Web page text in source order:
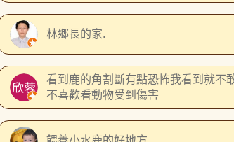
林鄉長的家.
看到鹿的角割斷有點恐怖我看到就不
不喜歡看動物受到傷害